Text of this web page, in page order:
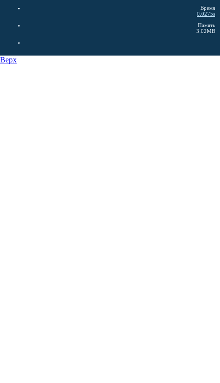
Время
0.0275s
Память
3.02MB
Верх